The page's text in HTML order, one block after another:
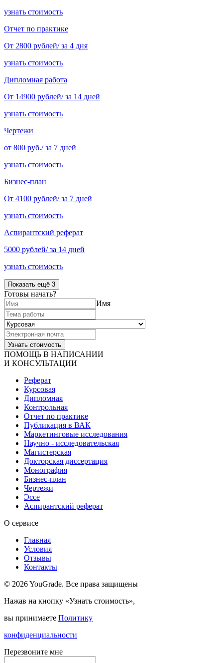
узнать стоимость
Отчет по практике
От 2800 рублей/ за 4 дня
узнать стоимость
Дипломная работа
От 14900 рублей/ за 14 дней
узнать стоимость
Чертежи
от 800 руб./ за 7 дней
узнать стоимость
Бизнес-план
От 4100 рублей/ за 7 дней
узнать стоимость
Аспирантский реферат
5000 рублей/ за 14 дней
узнать стоимость
Показать ещё 3
Готовы начать?
Имя
ПОМОЩЬ В НАПИСАНИИ
И КОНСУЛЬТАЦИИ
Реферат
Курсовая
Дипломная
Контрольная
Отчет по практике
Публикация в ВАК
Маркетинговые исследования
Научно - исследовательская
Магистерская
Докторская диссертация
Монография
Бизнес-план
Чертежи
Эссе
Аспирантский реферат
О сервисе
Главная
Условия
Отзывы
Контакты
© 2026 YouGrade. Все права защищены
Нажав на кнопку «Узнать стоимость»,
вы принимаете Политику
конфиденциальности
Перезвоните мне